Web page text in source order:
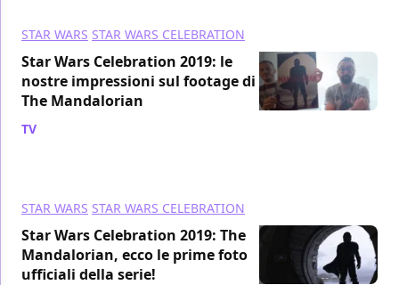
STAR WARS STAR WARS CELEBRATION
Star Wars Celebration 2019: le
nostre impressioni sul footage di
The Mandalorian
TV
STAR WARS STAR WARS CELEBRATION
Star Wars Celebration 2019: The
Mandalorian, ecco le prime foto
ufficiali della serie!